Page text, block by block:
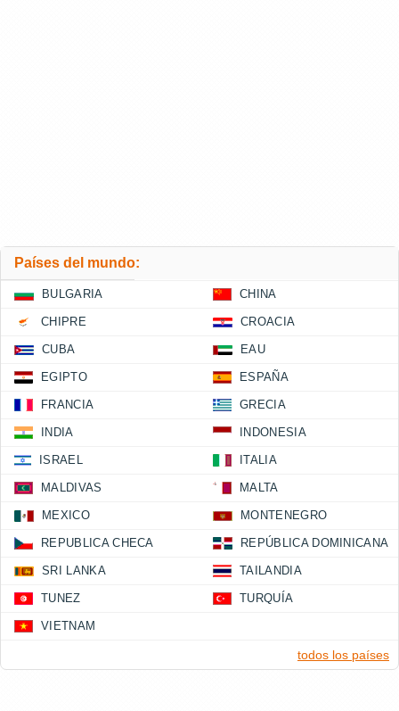
Países del mundo:
BULGARIA CHINA
CHIPRE CROACIA
CUBA EAU
EGIPTO ESPAÑA
FRANCIA GRECIA
INDIA INDONESIA
ISRAEL ITALIA
MALDIVAS MALTA
MEXICO MONTENEGRO
REPUBLICA CHECA REPÚBLICA DOMINICANA
SRI LANKA TAILANDIA
TUNEZ TURQUÍA
VIETNAM
todos los países